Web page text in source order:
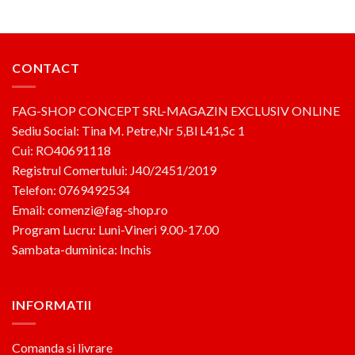
CONTACT
FAG-SHOP CONCEPT SRL-MAGAZIN EXCLUSIV ONLINE
Sediu Social: Tina M. Petre,Nr 5,Bl L41,Sc 1
Cui: RO40691118
Registrul Comertului: J40/2451/2019
Telefon: 0769492534
Email: comenzi@fag-shop.ro
Program Lucru: Luni-Vineri 9.00-17.00
Sambata-duminica: Inchis
INFORMATII
Comanda si livrare